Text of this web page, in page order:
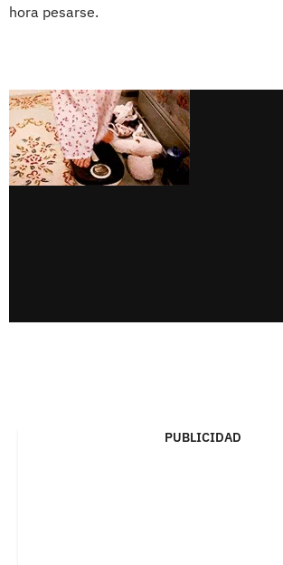
hora pesarse.
PUBLICIDAD